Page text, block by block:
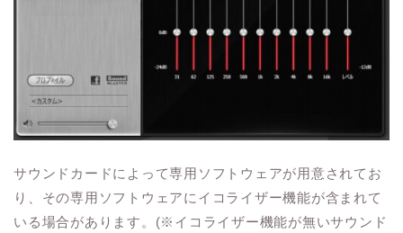
サウンドカードによって専用ソフトウェアが用意されてお
り、その専用ソフトウェアにイコライザー機能が含まれて
いる場合があります。(※イコライザー機能が無いサウンド